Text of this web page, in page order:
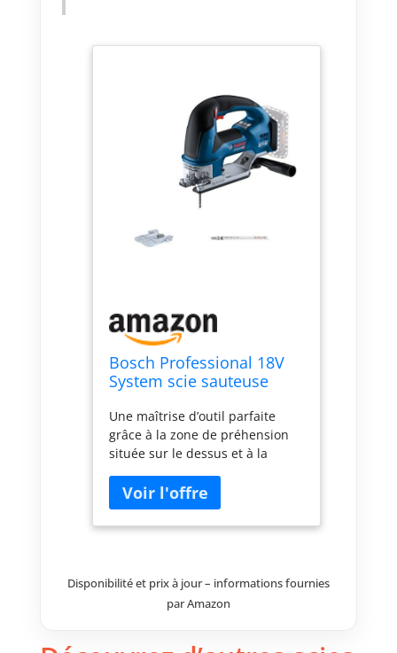
Bosch Professional 18V
System scie sauteuse
(avec poignée étrier,
moteur sans charbon)
Une maîtrise d’outil parfaite
grâce à la zone de préhension
située sur le dessus et à la
gâchette de variation de vitesse
Pour une précision parfaite : le
guidage de la lame empêche
toute flexion de la lame, même
grâce au grand levier d’éjection
de lame et à la fonction Drop
Disponibilité et prix à jour – informations fournies
par Amazon